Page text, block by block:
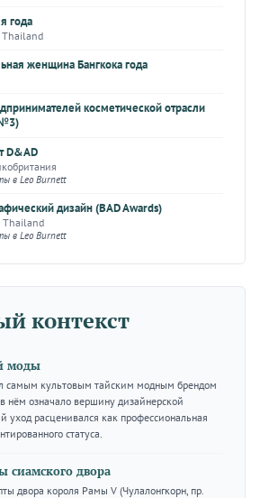
года
Thailand
женщина Бангкока года
косметической отрасли
D&AD
в Leo Burnett
дизайн (BAD Awards)
Thailand
в Leo Burnett
контекст
моды
самым культовым тайским модным брендом
нём означало вершину дизайнерской
уход расценивался как профессиональная
статуса.
сиамского двора
двора короля Рамы V (Чулалонгкорн, пр.